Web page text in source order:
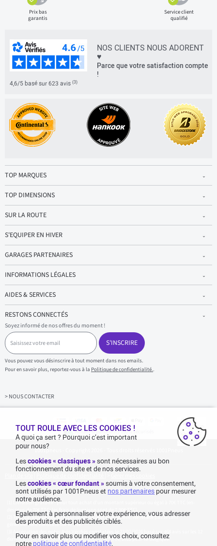
Prix bas
garantis
Service client
qualifié
NOS CLIENTS NOUS ADORENT
♥
Parce que votre satisfaction compte
!
4,6/5 basé sur 623 avis (3)
TOP MARQUES
TOP DIMENSIONS
SUR LA ROUTE
S'EQUIPER EN HIVER
GARAGES PARTENAIRES
INFORMATIONS LÉGALES
AIDES & SERVICES
RESTONS CONNECTÉS
Soyez informé de nos offres du moment !
S
a
i
s
i
s
z
v
S'INSCRIRE
Vous pouvez vous désinscrire à tout moment dans nos emails.
Pour en savoir plus, reportez-vous à la Politique de confidentialité..
> NOUS CONTACTER
Achats & paiements 100% sécurisés
1001pneus - Copyright 2026 - Tous droits réservés 1001Pneus
Livraison gratuite : pour tout achat d'un montant supérieur ou égal à 70€ TTC (en-
dessous de 70€ TTC, les frais de livraison sont de 7,90€ TTC).
Tarif catalogue manufacturier en vigueur non remisé. Ne reflète pas le tarif
généralement constaté sur le site.
Agrégation des notes Avis Vérifiés constatées le 23/02/2026 basé sur 468 avis sur les 12
derniers mois et un total de 623 avis depuis le 03/06/2022 pour la Belgique.
TOUT ROULE AVEC LES COOKIES !
A quoi ça sert ? Pourquoi c’est important
pour nous?
Lescookies « classiques »sont nécessaires au bon
fonctionnement du site et de nos services.
Lescookies « cœur fondant » soumis à votre consentement,
sont utilisés par 1001Pneus et nos partenaires pour mesurer
notre audience.
Egalement à personnaliser votre expérience, vous adresser
des produits et des publicités ciblés.
Pour en savoir plus ou modifier vos choix, consultez
notre politique de confidentialité.